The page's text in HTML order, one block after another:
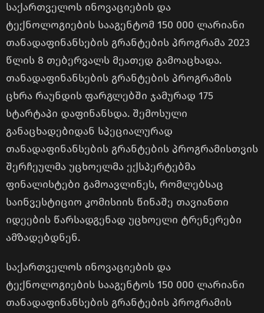
საქართველოს ინოვაციების და
ტექნოლოგიების სააგენტომ 150 000 ლარიანი
თანადაფინანსების გრანტების პროგრამა 2023
წლის 8 თებერვალს მეათედ გამოაცხადა.
თანადაფინანსების გრანტების პროგრამის
ცხრა რაუნდის ფარგლებში ჯამურად 175
სტარტაპი დაფინანსდა. შემოსული
განაცხადებიდან სპეციალურად
თანადაფინანსების გრანტების პროგრამისთვის
შერჩეულმა უცხოელმა ექსპერტებმა
ფინალისტები გამოავლინეს, რომლებსაც
საინვესტიციო კომისიის წინაშე თავიანთი
იდეების წარსადგენად უცხოელი ტრენერები
ამზადებდნენ.
საქართველოს ინოვაციების და
ტექნოლოგიების სააგენტოს 150 000 ლარიანი
თანადაფინანსების გრანტების პროგრამის